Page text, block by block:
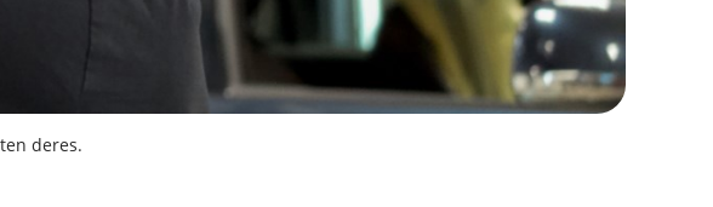
deres.